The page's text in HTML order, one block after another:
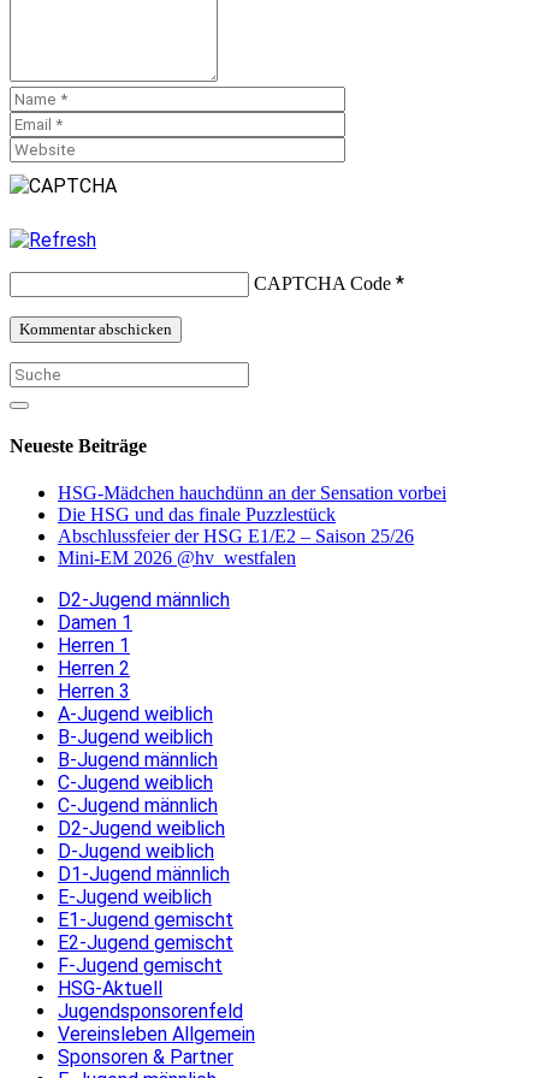
CAPTCHA Code *
Neueste Beiträge
HSG-Mädchen hauchdünn an der Sensation vorbei
Die HSG und das finale Puzzlestück
Abschlussfeier der HSG E1/E2 – Saison 25/26
Mini-EM 2026 @hv_westfalen
D2-Jugend männlich
Damen 1
Herren 1
Herren 2
Herren 3
A-Jugend weiblich
B-Jugend weiblich
B-Jugend männlich
C-Jugend weiblich
C-Jugend männlich
D2-Jugend weiblich
D-Jugend weiblich
D1-Jugend männlich
E-Jugend weiblich
E1-Jugend gemischt
E2-Jugend gemischt
F-Jugend gemischt
HSG-Aktuell
Jugendsponsorenfeld
Vereinsleben Allgemein
Sponsoren & Partner